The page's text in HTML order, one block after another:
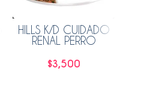
HILLS K/D CUIDADO
RENAL PERRO
156GR
$3,500